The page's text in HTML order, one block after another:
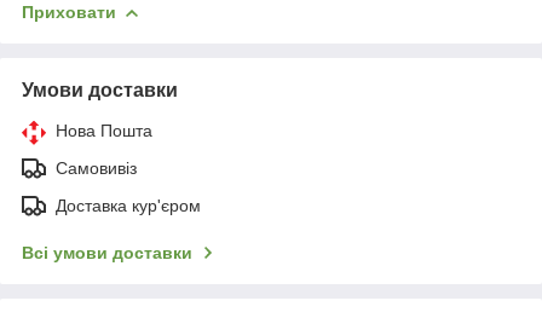
Приховати
Умови доставки
Нова Пошта
Самовивіз
Доставка кур'єром
Всі умови доставки